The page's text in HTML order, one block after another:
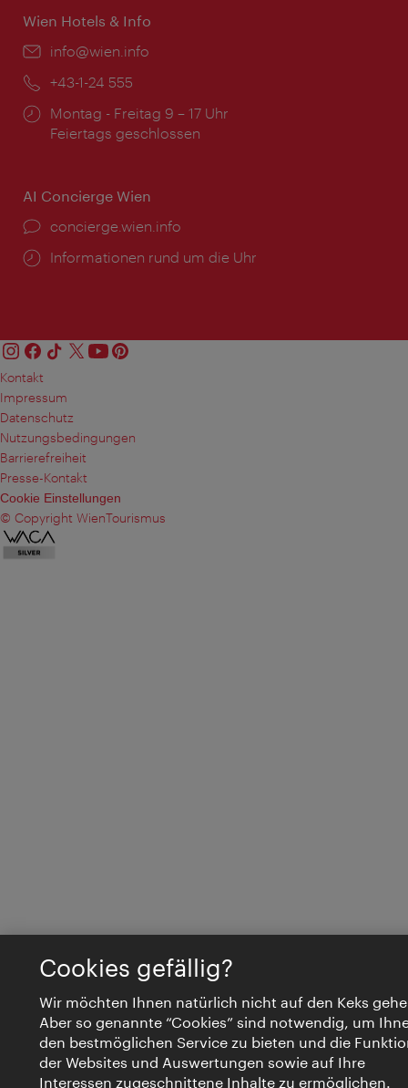
Wien Hotels & Info
Email:
info@wien.info
Telefon:
+43-1-24 555
Öffnungszeiten:
Montag - Freitag 9 – 17 Uhr
Feiertags geschlossen
AI Concierge Wien
Ort:
concierge.wien.info
Öffnungszeiten:
Informationen rund um die Uhr
Kontakt
Impressum
Datenschutz
Nutzungsbedingungen
Barrierefreiheit
Presse-Kontakt
Cookie Einstellungen
© Copyright WienTourismus
Cookies gefällig?
Wir möchten Ihnen natürlich nicht auf den Keks
Aber so genannte “Cookies” sind notwendig, um
den bestmöglichen Service zu bieten und die
der Websites und Auswertungen sowie auf Ihre
Interessen zugeschnittene Inhalte zu ermöglichen.